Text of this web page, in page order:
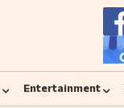
Entertainment